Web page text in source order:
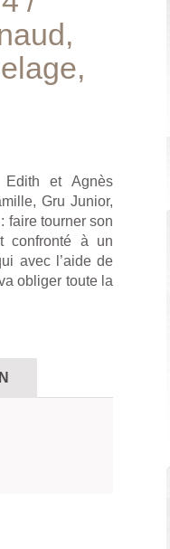
et Agnès
Gru Junior,
faire tourner son
confronté à un
avec l’aide de
obliger toute la